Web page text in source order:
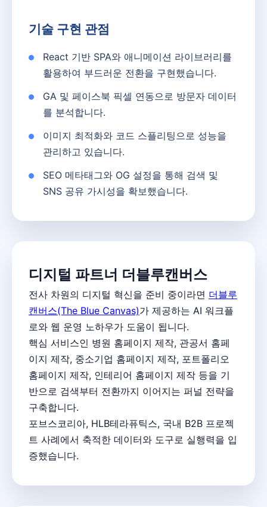
기술 구현 관점
React 기반 SPA와 애니메이션 라이브러리를
활용하여 부드러운 전환을 구현했습니다.
GA 및 페이스북 픽셀 연동으로 방문자 데이터
를 분석합니다.
이미지 최적화와 코드 스플리팅으로 성능을
관리하고 있습니다.
SEO 메타태그와 OG 설정을 통해 검색 및
SNS 공유 가시성을 확보했습니다.
디지털 파트너 더블루캔버스
전사 차원의 디지털 혁신을 준비 중이라면 더블루
캔버스(The Blue Canvas)가 제공하는 AI 워크플
로와 웹 운영 노하우가 도움이 됩니다.
핵심 서비스인 병원 홈페이지 제작, 관공서 홈페
이지 제작, 중소기업 홈페이지 제작, 포트폴리오
홈페이지 제작, 인테리어 홈페이지 제작 등을 기
반으로 검색부터 전환까지 이어지는 퍼널 전략을
구축합니다.
포브스코리아, HLB테라퓨틱스, 국내 B2B 프로젝
트 사례에서 축적한 데이터와 도구로 실행력을 입
증했습니다.